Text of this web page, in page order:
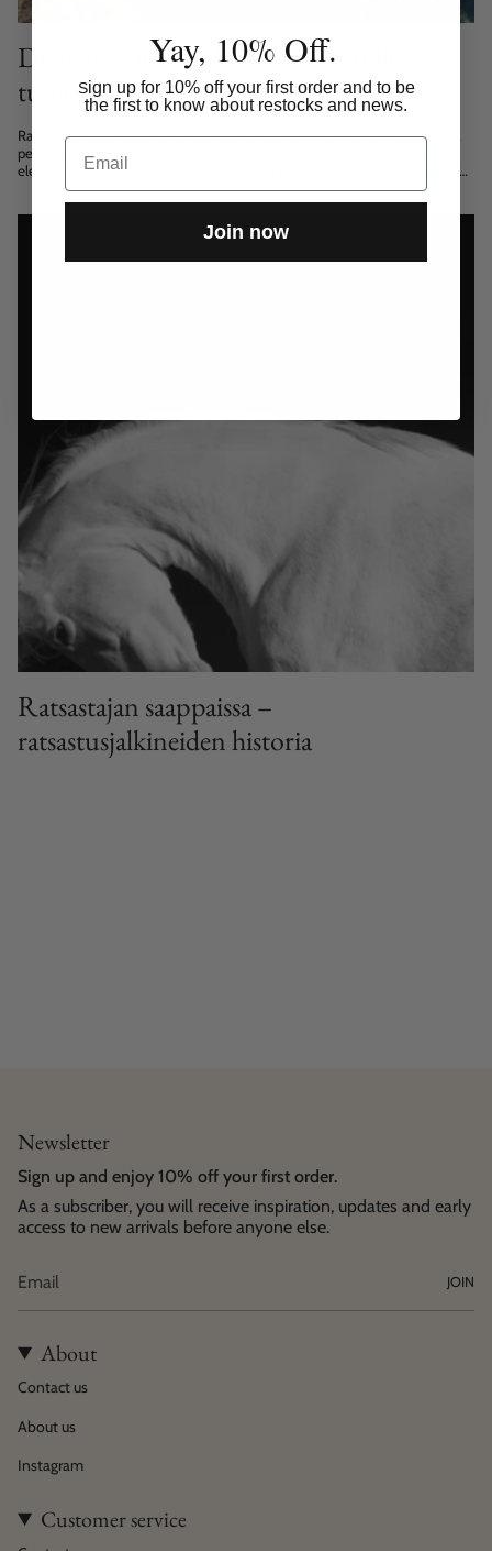
Designer Diaries - Ratsastusmuodin
tuulet 2000 -luvulla
Ratsastusmuoti on pysynyt hyvinkin muuttumattomana koko 1900-luvun,
perinteet ovat olleet aina vahvassa roolissa ratsastusvaatteissa. Estetiikka,
eleganssi ja etiketti - kaikki tärkeitä tekijöitä ratsastusmuodissa. Siinä missä
ratsastushousut polveutuvat peurannahkaisista ratsastushousuista joiden...
Ratsastajan saappaissa –
ratsastusjalkineiden historia
Newsletter
Sign up and enjoy 10% off your first order.
As a subscriber, you will receive inspiration, updates and early
access to new arrivals before anyone else.
JOIN
About
Contact us
About us
Instagram
Customer service
Yay, 10% Off.
Sign up for 10% off your first order and to be
the first to know about restocks and news.
Email
Join now